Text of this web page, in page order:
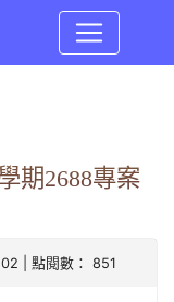
期2688專案
| 點閱數： 851